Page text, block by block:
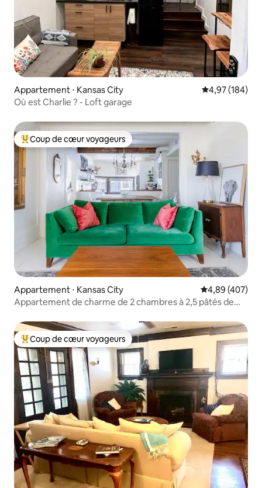
Appartement ⋅ Kansas City Évaluation
4,97 (184)
Où est Charlie ? - Loft garage
Coups de cœur voyageurs les plus appréciés
Coup de cœur voyageurs
Appartement ⋅ Kansas City Évaluation
4,89 (407)
Appartement de charme de 2 chambres à 2,5 pâtés de
Coups de cœur voyageurs les plus appréciés
Coup de cœur voyageurs